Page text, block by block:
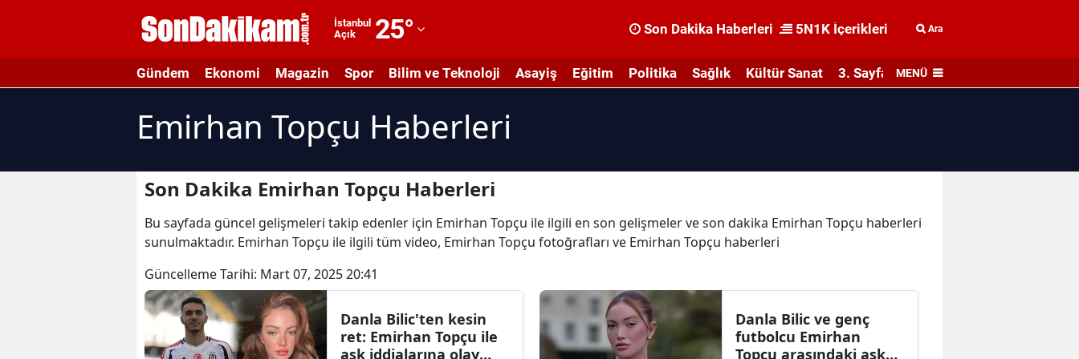
İstanbul
Açık
25°
Adıyaman
Afyonkarahisar
Amasya
Antalya
Artvin
Aydın
Balıkesir
Son Dakika Haberleri 5N1K İçerikleri Ara
Gündem Ekonomi Magazin Spor Bilim ve Teknoloji Asayiş Eğitim Politika Sağlık Kültür Sanat 3. Sayfa MENÜ
Emirhan Topçu Haberleri
Son Dakika Emirhan Topçu Haberleri
Bu sayfada güncel gelişmeleri takip edenler için Emirhan Topçu ile ilgili en son gelişmeler ve son dakika Emirhan Topçu haberleri
sunulmaktadır. Emirhan Topçu ile ilgili tüm video, Emirhan Topçu fotoğrafları ve Emirhan Topçu haberleri
Güncelleme Tarihi: Mart 07, 2025 20:41
Danla Bilic'ten kesin
ret: Emirhan Topçu ile
aşk iddialarına olay
Danla Bilic ve genç
futbolcu Emirhan
Topçu arasındaki aşk